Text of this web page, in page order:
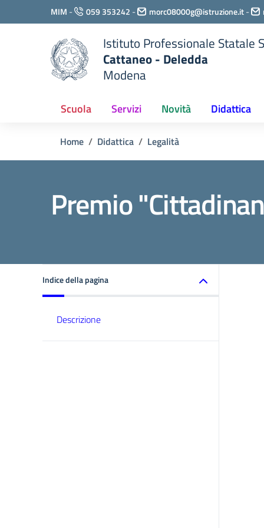
Vai ai contenuti
Vai al menu di navigazione
MIM - 059 353242 - morc08000g@istruzione.it-
Istituto Professionale Statale
Cattaneo - Deledda
Modena
Scuola Servizi Novità Didattica
Home Didattica Legalità
Premio
Indice della pagina
Descrizione